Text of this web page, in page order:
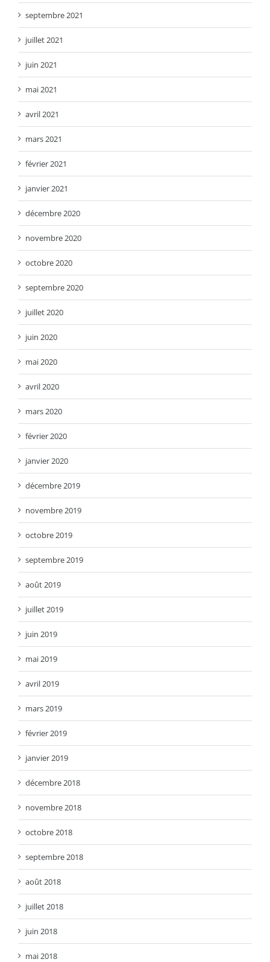
septembre 2021
juillet 2021
juin 2021
mai 2021
avril 2021
mars 2021
février 2021
janvier 2021
décembre 2020
novembre 2020
octobre 2020
septembre 2020
juillet 2020
juin 2020
mai 2020
avril 2020
mars 2020
février 2020
janvier 2020
décembre 2019
novembre 2019
octobre 2019
septembre 2019
août 2019
juillet 2019
juin 2019
mai 2019
avril 2019
mars 2019
février 2019
janvier 2019
décembre 2018
novembre 2018
octobre 2018
septembre 2018
août 2018
juillet 2018
juin 2018
mai 2018